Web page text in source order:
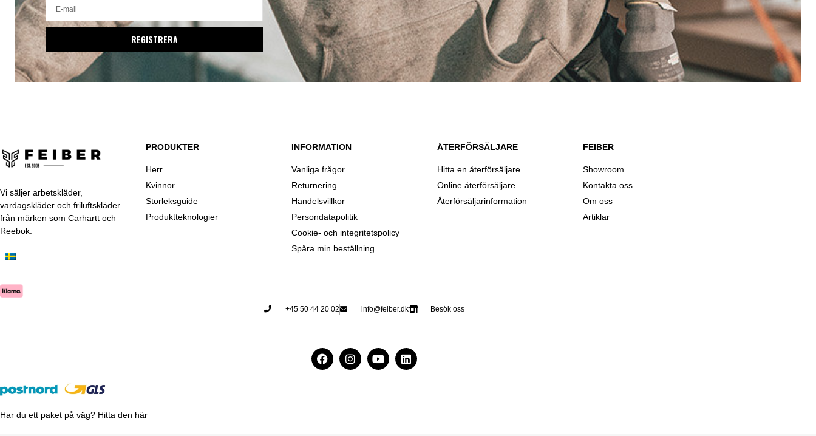
REGISTRERA
Vi säljer arbetskläder,
vardagskläder och friluftskläder
från märken som Carhartt och
Reebok.
PRODUKTER
Herr
Kvinnor
Storleksguide
Produktteknologier
INFORMATION
Vanliga frågor
Returnering
Handelsvillkor
Persondatapolitik
Cookie- och integritetspolicy
Spåra min beställning
ÅTERFÖRSÄLJARE
Hitta en återförsäljare
Online återförsäljare
Återförsäljarinformation
FEIBER
Showroom
Kontakta oss
Om oss
Artiklar
+45 50 44 20 02 info@feiber.dk Besök oss
Har du ett paket på väg? Hitta den här